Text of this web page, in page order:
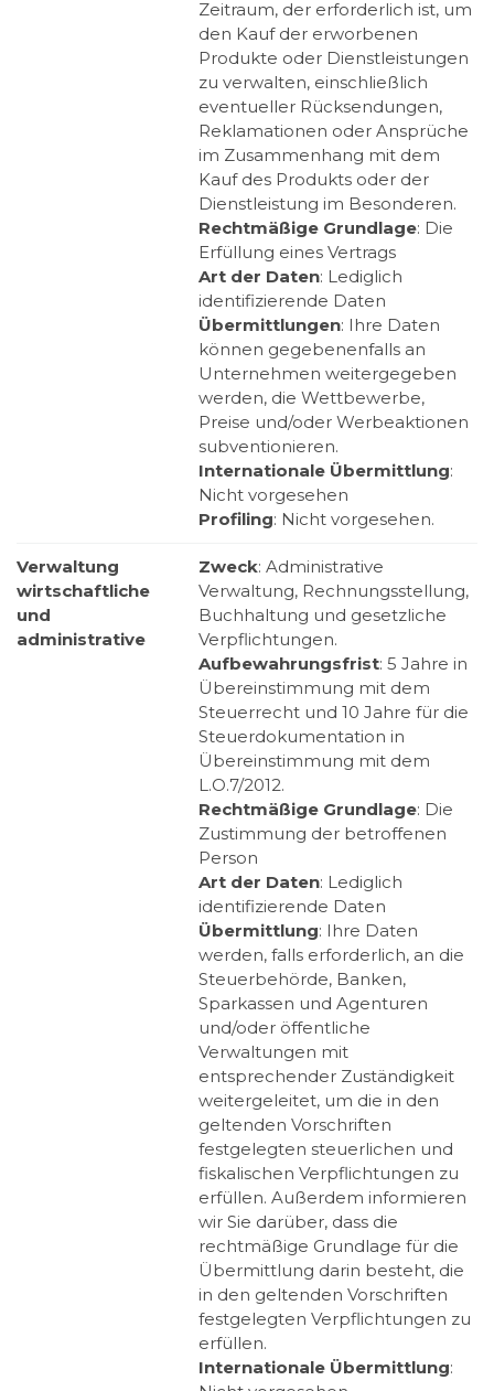
Zeitraum, der erforderlich ist, um
den Kauf der erworbenen
Produkte oder Dienstleistungen
zu verwalten, einschließlich
eventueller Rücksendungen,
Reklamationen oder Ansprüche
im Zusammenhang mit dem
Kauf des Produkts oder der
Dienstleistung im Besonderen.
Rechtmäßige Grundlage: Die
Erfüllung eines Vertrags
Art der Daten: Lediglich
identifizierende Daten
Übermittlungen: Ihre Daten
können gegebenenfalls an
Unternehmen weitergegeben
werden, die Wettbewerbe,
Preise und/oder Werbeaktionen
subventionieren.
Internationale Übermittlung:
Nicht vorgesehen
Profiling: Nicht vorgesehen.
Verwaltung
wirtschaftliche
und
administrative
Zweck: Administrative
Verwaltung, Rechnungsstellung,
Buchhaltung und gesetzliche
Verpflichtungen.
Aufbewahrungsfrist: 5 Jahre in
Übereinstimmung mit dem
Steuerrecht und 10 Jahre für die
Steuerdokumentation in
Übereinstimmung mit dem
L.O.7/2012.
Rechtmäßige Grundlage: Die
Zustimmung der betroffenen
Person
Art der Daten: Lediglich
identifizierende Daten
Übermittlung: Ihre Daten
werden, falls erforderlich, an die
Steuerbehörde, Banken,
Sparkassen und Agenturen
und/oder öffentliche
Verwaltungen mit
entsprechender Zuständigkeit
weitergeleitet, um die in den
geltenden Vorschriften
festgelegten steuerlichen und
fiskalischen Verpflichtungen zu
erfüllen. Außerdem informieren
wir Sie darüber, dass die
rechtmäßige Grundlage für die
Übermittlung darin besteht, die
in den geltenden Vorschriften
festgelegten Verpflichtungen zu
erfüllen.
Internationale Übermittlung: